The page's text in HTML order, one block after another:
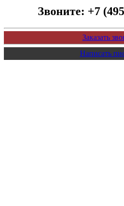
Звоните: +7
Заказать
Написать